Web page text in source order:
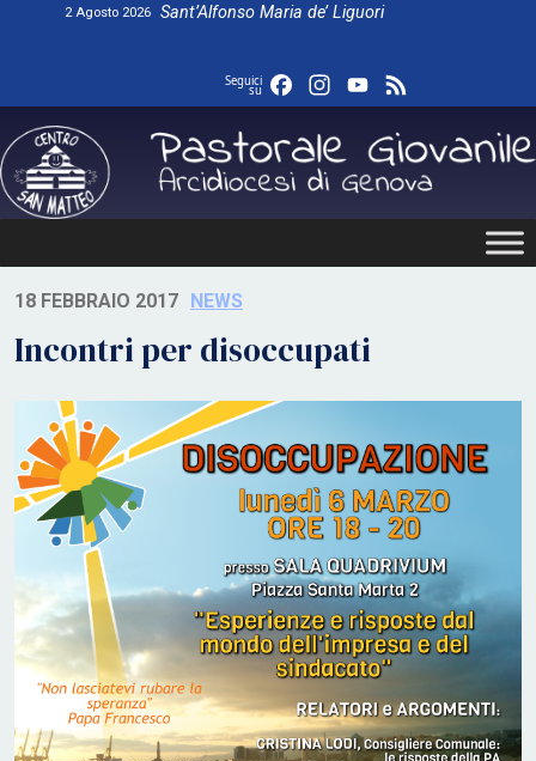
2 Agosto 2026 Sant’Alfonso Maria de’ Liguori
Seguici
su FacebookInstagram
YouTube
18 FEBBRAIO 2017 NEWS
Incontri per disoccupati